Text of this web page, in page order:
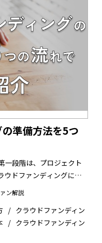
ご参考にしてみてくだ
準備方法を5つ
一段階は、プロジェクト
ウドファンディングに挑
調達目標を立て、支援
なく、プロジェクトへの
ニックが必要となります
いを整理しながら、現
ン解説
クラウドファンディン
クラウドファンディン